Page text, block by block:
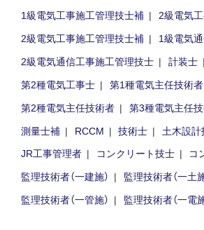
1級電気工事施工管理技士補
2級電気
2級電気工事施工管理技士補
1級電気
2級電気通信工事施工管理技士
計装士
第2種電気工事士
第1種電気主任技術者
第2種電気主任技術者
第3種電気主任
測量士補
RCCM 技術士
土木設
JR工事管理者
コンクリート技士
コ
監理技術者（一建施）
監理技術者（一土
監理技術者（一管施）
監理技術者（一電